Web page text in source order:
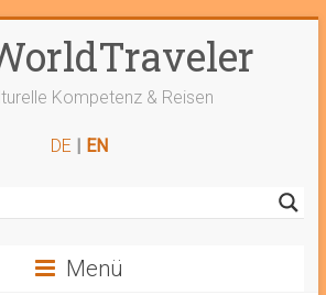
Kompetenz & Reisen
DE | EN
Menü